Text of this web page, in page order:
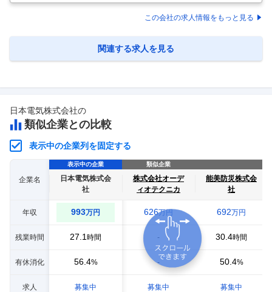
界トップクラスの音響技術を自らの手で ★大手メーカーの要望を形にす
る車載スピーカー設計・開発（年休124日）＞ このポジションの魅力 製
しての市場価値を大きく高められる環境です。 全ての工程を自社内で行
っており上流工程から携わる事ができます。 ■企業紹介｜東北パイ
この会社の求人情報をもっと見る
関連する求人を見る
日本電気株式会社の
類似企業との比較
表示中の企業列を固定する
企業名
年収
残業時間
有休消化
求人
表示中の企業
日本電気株式会
社
993万円
27.1時間
56.4%
募集中
類似企業
株式会社オーデ
ィオテクニカ
626万円
-
-
募集中
能美防災株式会
社
692万円
30.4時間
50.4%
募集中